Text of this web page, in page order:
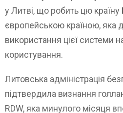
у Литві, що робить цю країну
європейською країною, яка
використання цієї системи
користування.
Литовська адміністрація
підтвердила визнання
RDW, яка минулого місяця